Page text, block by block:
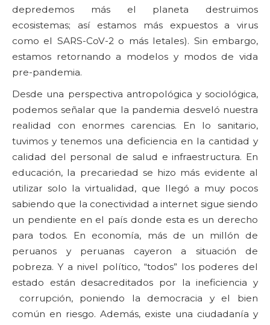
depredemos más el planeta destruimos
ecosistemas; así estamos más expuestos a virus
como el SARS-CoV-2 o más letales). Sin embargo,
estamos retornando a modelos y modos de vida
pre-pandemia.
Desde una perspectiva antropológica y sociológica,
podemos señalar que la pandemia desveló nuestra
realidad con enormes carencias. En lo sanitario,
tuvimos y tenemos una deficiencia en la cantidad y
calidad del personal de salud e infraestructura. En
educación, la precariedad se hizo más evidente al
utilizar solo la virtualidad, que llegó a muy pocos
sabiendo que la conectividad a internet sigue siendo
un pendiente en el país donde esta es un derecho
para todos. En economía, más de un millón de
peruanos y peruanas cayeron a situación de
pobreza. Y a nivel político, “todos” los poderes del
estado están desacreditados por la ineficiencia y
corrupción, poniendo la democracia y el bien
común en riesgo. Además, existe una ciudadanía y